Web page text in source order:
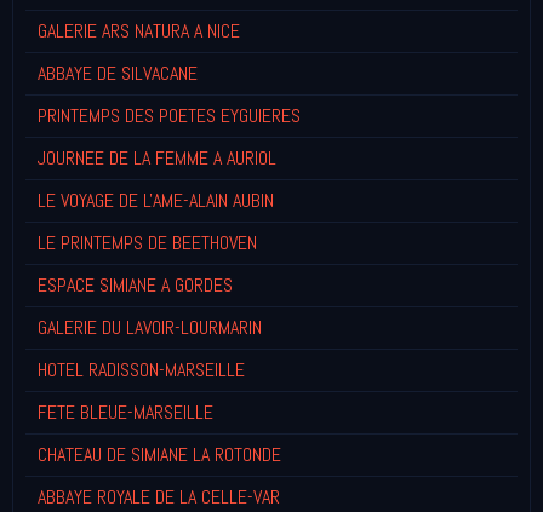
GALERIE ARS NATURA A NICE
ABBAYE DE SILVACANE
PRINTEMPS DES POETES EYGUIERES
JOURNEE DE LA FEMME A AURIOL
LE VOYAGE DE L'AME-ALAIN AUBIN
LE PRINTEMPS DE BEETHOVEN
ESPACE SIMIANE A GORDES
GALERIE DU LAVOIR-LOURMARIN
HOTEL RADISSON-MARSEILLE
FETE BLEUE-MARSEILLE
CHATEAU DE SIMIANE LA ROTONDE
ABBAYE ROYALE DE LA CELLE-VAR